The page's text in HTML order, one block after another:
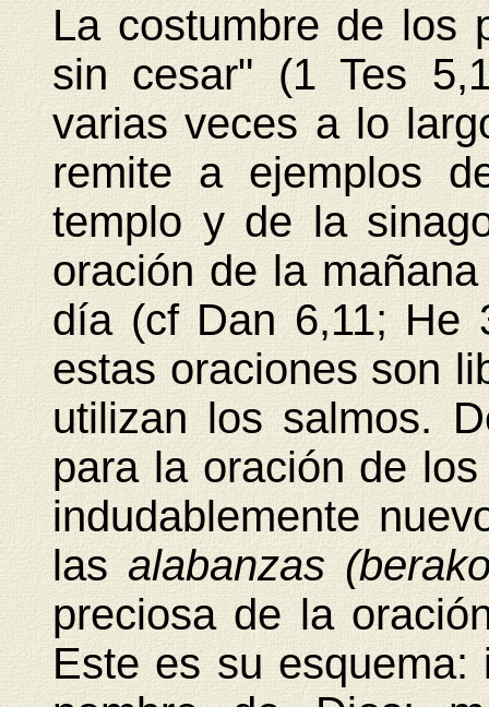
La costumbre de los
sin cesar" (1 Tes
varias veces a lo
remite a ejemplos
templo y de la
oración de la
día (cf Dan 6,11; He
estas oraciones son
utilizan los salmos.
para la oración de
indudablemente
las alabanzas
preciosa de la
Este es su esquema: